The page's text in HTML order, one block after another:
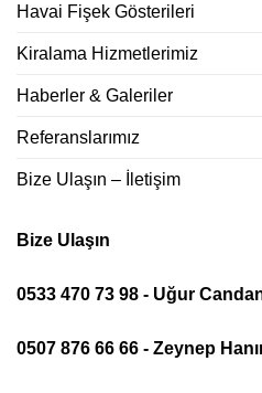
Havai Fişek Gösterileri
Kiralama Hizmetlerimiz
Haberler & Galeriler
Referanslarımız
Bize Ulaşın – İletişim
Bize Ulaşın
0533 470 73 98 - Uğur
0507 876 66 66 - Zeynep